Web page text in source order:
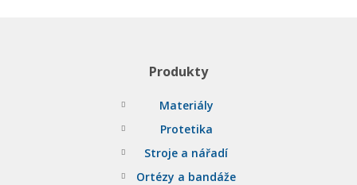
Produkty
Materiály
Protetika
Stroje a nářadí
Ortézy a bandáže